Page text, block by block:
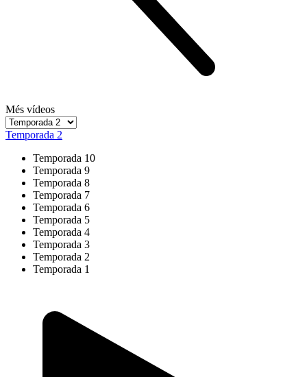
Més vídeos
Temporada 2
Temporada 10
Temporada 9
Temporada 8
Temporada 7
Temporada 6
Temporada 5
Temporada 4
Temporada 3
Temporada 2
Temporada 1